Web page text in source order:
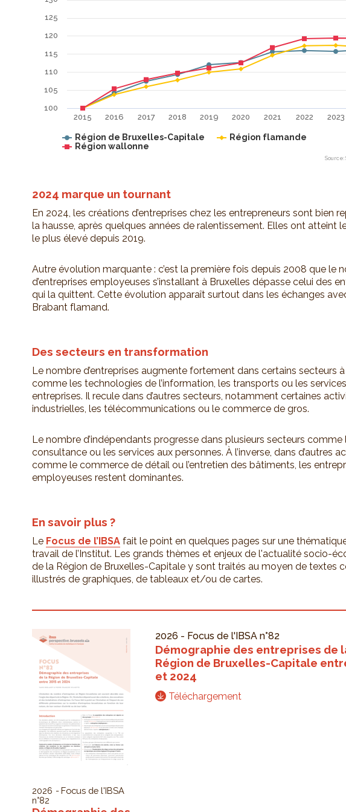
Région de Bruxelles-Capitale
Région flamande
Région wallonne
2015 2016 2017 2018 2019 2020 2021 2022 2023
100
105
110
115
120
125
Source:
2024 marque un tournant
En 2024, les créations d’entreprises chez les entrepreneurs sont bien
la hausse, après quelques années de ralentissement. Elles ont atteint
le plus élevé depuis 2019.
Autre évolution marquante : c’est la première fois depuis 2008 que le
d’entreprises employeuses s’installant à Bruxelles dépasse celui des
qui la quittent. Cette évolution apparaît surtout dans les échanges
Brabant flamand.
Des secteurs en transformation
Le nombre d’entreprises augmente fortement dans certains secteurs
comme les technologies de l’information, les transports ou les
entreprises. Il recule dans d’autres secteurs, notamment certaines
industrielles, les télécommunications ou le commerce de gros.
Le nombre d’indépendants progresse dans plusieurs secteurs comme
consultance ou les services aux personnes. À l’inverse, dans d’autres
comme le commerce de détail ou l’entretien des bâtiments, les
employeuses restent dominantes.
En savoir plus ?
Le Focus de l’IBSA fait le point en quelques pages sur une
travail de l’Institut. Les grands thèmes et enjeux de l'actualité socio-
de la Région de Bruxelles-Capitale y sont traités au moyen de textes
illustrés de graphiques, de tableaux et/ou de cartes.
2026
Focus de l'IBSA
n°82
2026 - Focus de l'IBSA n°82
Démographie des entreprises de
Région de Bruxelles-Capitale
et 2024
Téléchargement